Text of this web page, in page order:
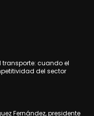
transporte: cuando el
del sector
Fernández, presidente